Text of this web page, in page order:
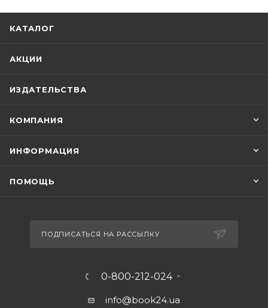
КАТАЛОГ
АКЦИИ
ИЗДАТЕЛЬСТВА
КОМПАНИЯ
ИНФОРМАЦИЯ
ПОМОЩЬ
ПОДПИСАТЬСЯ НА РАССЫЛКУ
0-800-212-024
info@book24.ua